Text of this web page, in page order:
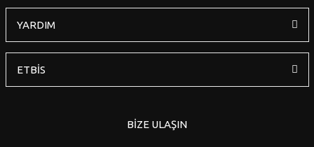
YARDIM
ETBİS
BİZE ULAŞIN